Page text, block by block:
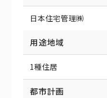
日本住宅管理㈱
用途地域
1種住居
都市計画